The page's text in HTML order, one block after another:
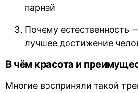
парней
Почему естественность
лучшее достижение
В чём красота и
Многие восприняли такой